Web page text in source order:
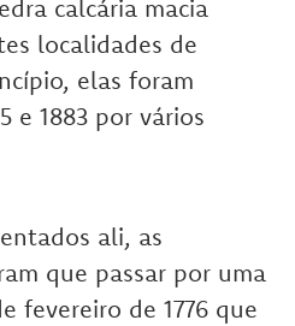
calcária macia
localidades de
elas foram
e 1883 por vários
ali, as
que passar por uma
fevereiro de 1776 que